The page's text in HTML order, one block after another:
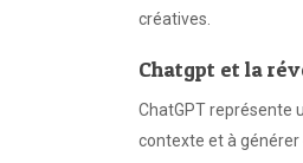
créatives.
Chatgpt et la
ChatGPT représente
contexte et à générer